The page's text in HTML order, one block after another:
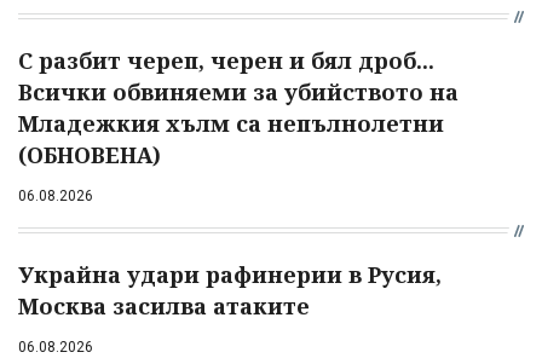
С разбит череп, черен и бял дроб...
Всички обвиняеми за убийството на
Младежкия хълм са непълнолетни
(ОБНОВЕНА)
06.08.2026
Украйна удари рафинерии в Русия,
Москва засилва атаките
06.08.2026